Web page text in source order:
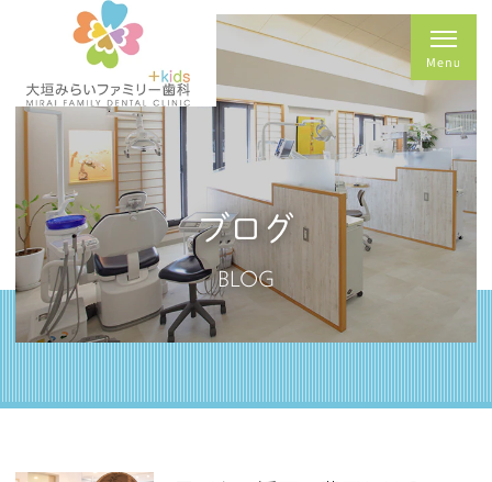
ブログ
BLOG